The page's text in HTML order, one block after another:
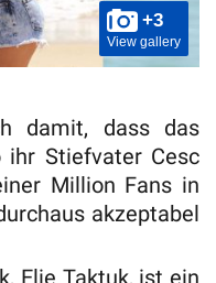
+3
View gallery
damit, dass das
ihr Stiefvater Cesc
Million Fans in
akzeptabel
Elie Taktuk, ist ein